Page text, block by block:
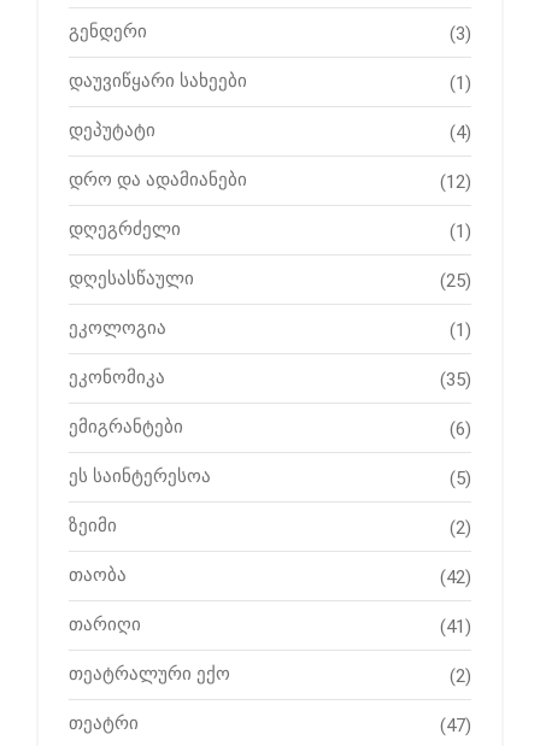
გენდერი (3)
დაუვიწყარი სახეები (1)
დეპუტატი (4)
დრო და ადამიანები (12)
დღეგრძელი (1)
დღესასწაული (25)
ეკოლოგია (1)
ეკონომიკა (35)
ემიგრანტები (6)
ეს საინტერესოა (5)
ზეიმი (2)
თაობა (42)
თარიღი (41)
თეატრალური ექო (2)
თეატრი (47)